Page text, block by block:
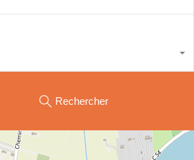
Rechercher